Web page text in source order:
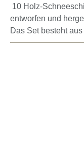
10 Holz-
entworfen und
Das Set besteht